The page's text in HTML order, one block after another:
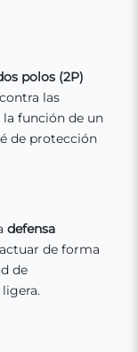
polos (2P)
las
función de un
de protección
defensa
de forma
de